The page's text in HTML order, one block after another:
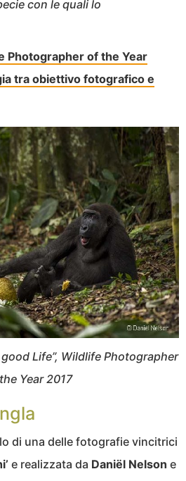
con le quali lo
Photographer of the Year
tra obiettivo fotografico e
Life”, Wildlife Photographer
Year 2017
di una delle fotografie vincitrici
e realizzata da Daniël Nelson e